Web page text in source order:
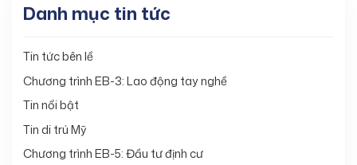
Danh mục tin tức
Tin tức bên lề
Chương trình EB-3: Lao động tay nghề
Tin nổi bật
Tin di trú Mỹ
Chương trình EB-5: Đầu tư định cư